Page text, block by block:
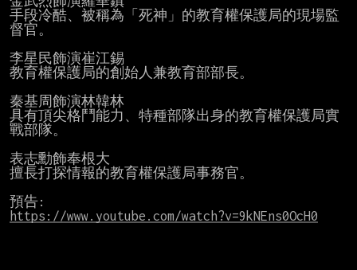
手段冷酷、被稱為「死神」的教育權保護局的現場監
督官。
李星民飾演崔江錫
教育權保護局的創始人兼教育部部長。
秦基周飾演林韓林
具有頂尖格鬥能力、特種部隊出身的教育權保護局實
戰部隊。
表志勳飾奉根大
擅長打探情報的教育權保護局事務官。
https://www.youtube.com/watch?v=9kNEns0OcH0